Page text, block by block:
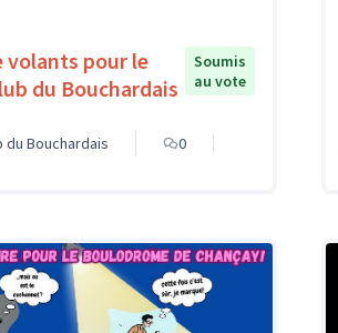
volants pour le
du Bouchardais
Soumis
au vote
du Bouchardais
0